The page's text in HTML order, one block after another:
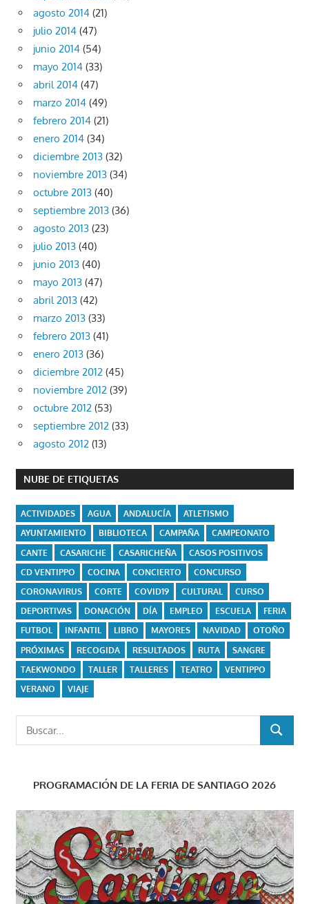
agosto 2014 (21)
julio 2014 (47)
junio 2014 (54)
mayo 2014 (33)
abril 2014 (47)
marzo 2014 (49)
febrero 2014 (21)
enero 2014 (34)
diciembre 2013 (32)
noviembre 2013 (34)
octubre 2013 (40)
septiembre 2013 (36)
agosto 2013 (23)
julio 2013 (40)
junio 2013 (40)
mayo 2013 (47)
abril 2013 (42)
marzo 2013 (33)
febrero 2013 (41)
enero 2013 (36)
diciembre 2012 (45)
noviembre 2012 (39)
octubre 2012 (53)
septiembre 2012 (33)
agosto 2012 (13)
NUBE DE ETIQUETAS
ACTIVIDADES AGUA ANDALUCÍA
ATLETISMO
AYUNTAMIENTO
BIBLIOTECA CAMPAÑA
CAMPEONATO
CANTE
CASARICHE CASARICHEÑA
CASOS POSITIVOS
CD VENTIPPO
COCINA CONCIERTO
CONCURSO
CORONAVIRUS
CORTE COVID19 CULTURAL
CURSO
DEPORTIVAS
DONACIÓN DÍA EMPLEO ESCUELA
FERIA
FUTBOL
INFANTIL LIBRO MAYORES NAVIDAD
OTOÑO
PRÓXIMAS
RECOGIDA RESULTADOS RUTA
SANGRE
TAEKWONDO
TALLER TALLERES TEATRO
VENTIPPO
VERANO
VIAJE
BUSCAR
PROGRAMACIÓN DE LA FERIA DE SANTIAGO 2026